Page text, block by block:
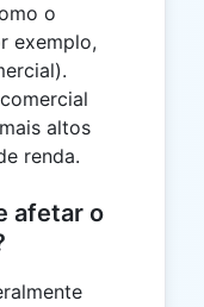
o
exemplo,
altos
renda.
afetar o